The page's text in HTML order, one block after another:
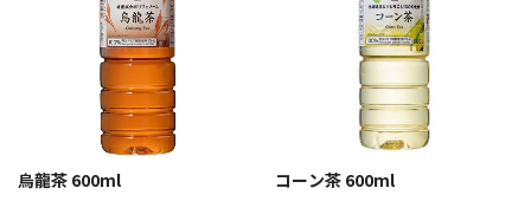
烏龍茶 600ml コーン茶 600ml